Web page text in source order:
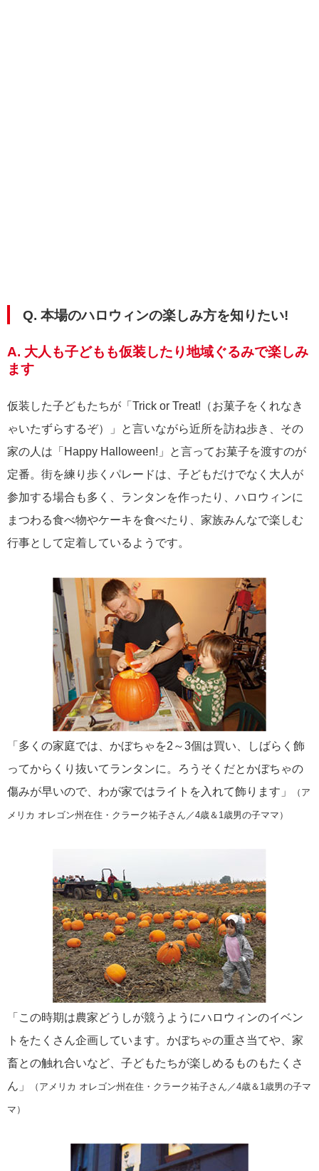
Q. 本場のハロウィンの楽しみ方を知りたい!
A. 大人も子どもも仮装したり地域ぐるみで楽しみ
ます
仮装した子どもたちが「Trick or Treat!（お菓子をくれなき
ゃいたずらするぞ）」と言いながら近所を訪ね歩き、その
家の人は「Happy Halloween!」と言ってお菓子を渡すのが
定番。街を練り歩くパレードは、子どもだけでなく大人が
参加する場合も多く、ランタンを作ったり、ハロウィンに
まつわる食べ物やケーキを食べたり、家族みんなで楽しむ
行事として定着しているようです。
「多くの家庭では、かぼちゃを2～3個は買い、しばらく飾
ってからくり抜いてランタンに。ろうそくだとかぼちゃの
傷みが早いので、わが家ではライトを入れて飾ります」
（ア
メリカ オレゴン州在住・クラーク祐子さん／4歳＆1歳男の子ママ）
「この時期は農家どうしが競うようにハロウィンのイベン
トをたくさん企画しています。かぼちゃの重さ当てや、家
畜との触れ合いなど、子どもたちが楽しめるものもたくさ
ん」
（アメリカ オレゴン州在住・クラーク祐子さん／4歳＆1歳男の子マ
マ）